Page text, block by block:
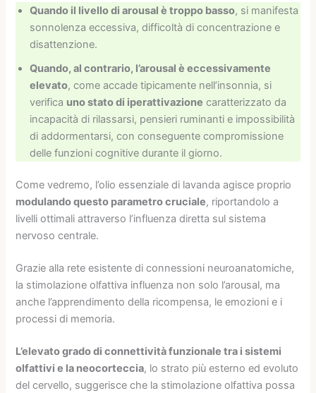
Quando il livello di arousal è troppo basso, si manifesta
sonnolenza eccessiva, difficoltà di concentrazione e
disattenzione.
Quando, al contrario, l’arousal è eccessivamente
elevato, come accade tipicamente nell’insonnia, si
verifica uno stato di iperattivazione caratterizzato da
incapacità di rilassarsi, pensieri ruminanti e impossibilità
di addormentarsi, con conseguente compromissione
delle funzioni cognitive durante il giorno.
Come vedremo, l’olio essenziale di lavanda agisce proprio
modulando questo parametro cruciale, riportandolo a
livelli ottimali attraverso l’influenza diretta sul sistema
nervoso centrale.
Grazie alla rete esistente di connessioni neuroanatomiche,
la stimolazione olfattiva influenza non solo l’arousal, ma
anche l’apprendimento della ricompensa, le emozioni e i
processi di memoria.
L’elevato grado di connettività funzionale tra i sistemi
olfattivi e la neocorteccia, lo strato più esterno ed evoluto
del cervello, suggerisce che la stimolazione olfattiva possa